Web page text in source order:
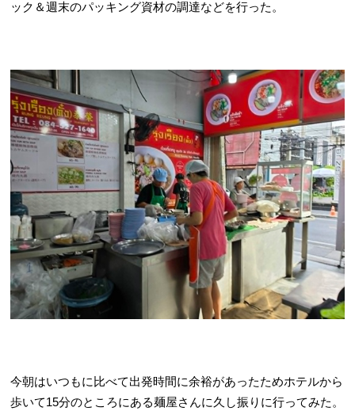
ック＆週末のパッキング資材の調達などを行った。
今朝はいつもに比べて出発時間に余裕があったためホテルから
歩いて15分のところにある麺屋さんに久し振りに行ってみた。